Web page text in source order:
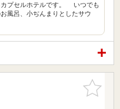
プセルホテルです。 いつでも
風呂、小ぢんまりとしたサウ
お気に入
りに追加